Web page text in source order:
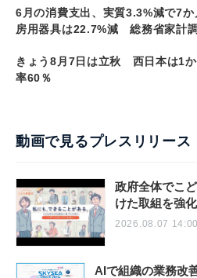
6月の消費支出、実質3.3%減で7
房用器具は22.7%減 総務省家計
きょう8月7日は立秋 西日本は1
率60％
動画で見るプレスリリース
政府全体でこ
けた取組を強
2026.08.07 14:00
AIで組織の業務改